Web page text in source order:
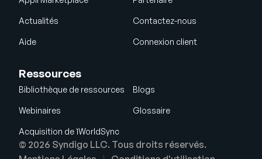
Actualités Contactez-nous
Aide Connexion client
Ressources
Bibliothèque de ressources Blogs
Webinaires Glossaire
Acquisition de 1WorldSync
© 2026 Syndigo LLC. Tous droits réservés.